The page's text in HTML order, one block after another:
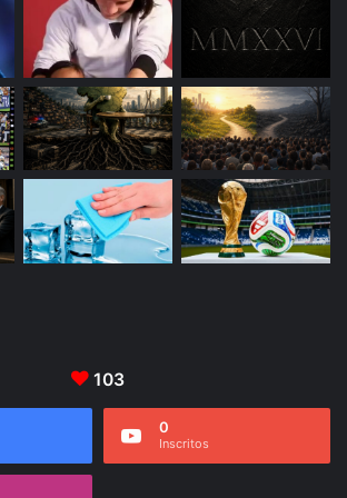
103
0
Inscritos